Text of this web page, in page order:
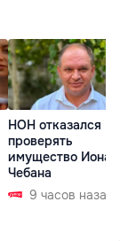
НОН отказался
проверять
имущество Иона
Чебана
9 часов назад